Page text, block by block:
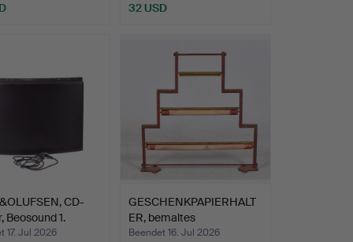
32 USD
CD-
Beosound 1.
17. Jul 2026
GESCHENKPAPIERHALT
ER, bemaltes
Gusseisen/H…
Beendet 16. Jul 2026